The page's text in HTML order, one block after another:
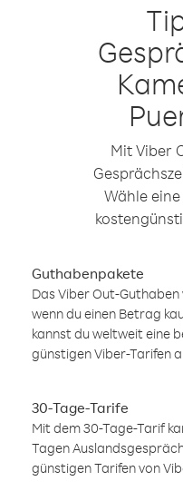
Mit Viber
Wähle
Guthabenpakete
Das Viber Out-
wenn du einen Betrag
kannst du weltweit eine
günstigen Viber-Tarifen
30-Tage-Tarife
Mit dem 30-Tage-Tarif
Tagen
günstigen Tarifen von